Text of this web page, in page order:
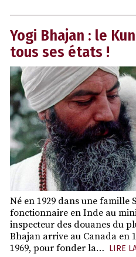
Yogi Bhajan : le
tous ses états !
Né en 1929 dans une famille
fonctionnaire en Inde au
inspecteur des douanes du
Bhajan arrive au Canada en
1969, pour fonder la… LIRE